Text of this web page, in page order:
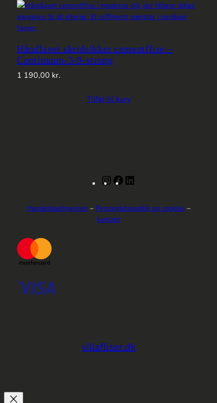
Håndlavet skridsikker cementflise –
Continuum-3-9-strong
1 190,00 kr.
Tilføj til kurv
Instagram
Facebook
Handelsbetingelser – Persondatapolitik og cookies –
kontakt
villafliser.dk